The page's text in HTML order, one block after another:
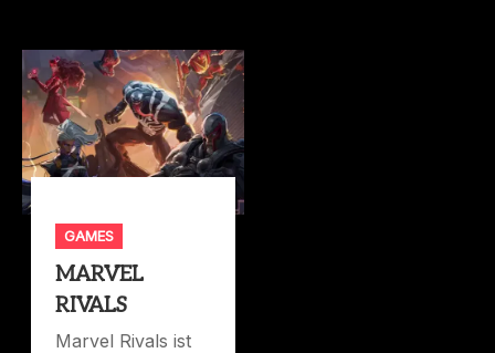
GAMES
MARVEL
RIVALS
Marvel Rivals ist